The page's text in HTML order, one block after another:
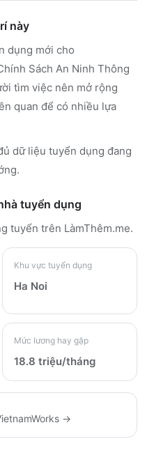
này
dụng mới cho
Sách An Ninh Thông
tìm việc nên mở rộng
quan để có nhiều lựa
dữ liệu tuyển dụng đang
tuyển dụng
tuyển trên LàmThêm.me.
Khu vực tuyển dụng
Ha Noi
Mức lương hay gặp
18.8 triệu/tháng
→